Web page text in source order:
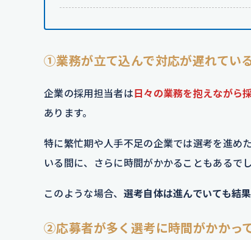
①業務が立て込んで対応が遅れてい
企業の採用担当者は日々の業務を抱えながら
あります。
特に繁忙期や人手不足の企業では選考を進め
いる間に、さらに時間がかかることもあるでし
このような場合、 選考自体は進んでいても結
②応募者が多く選考に時間がかかっ